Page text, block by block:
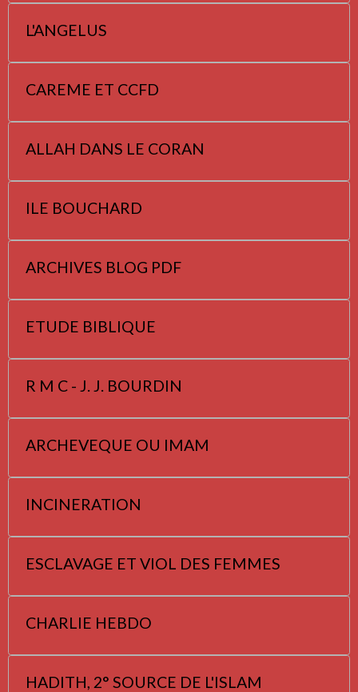
L'ANGELUS
CAREME ET CCFD
ALLAH DANS LE CORAN
ILE BOUCHARD
ARCHIVES BLOG PDF
ETUDE BIBLIQUE
R M C - J. J. BOURDIN
ARCHEVEQUE OU IMAM
INCINERATION
ESCLAVAGE ET VIOL DES FEMMES
CHARLIE HEBDO
HADITH, 2° SOURCE DE L'ISLAM